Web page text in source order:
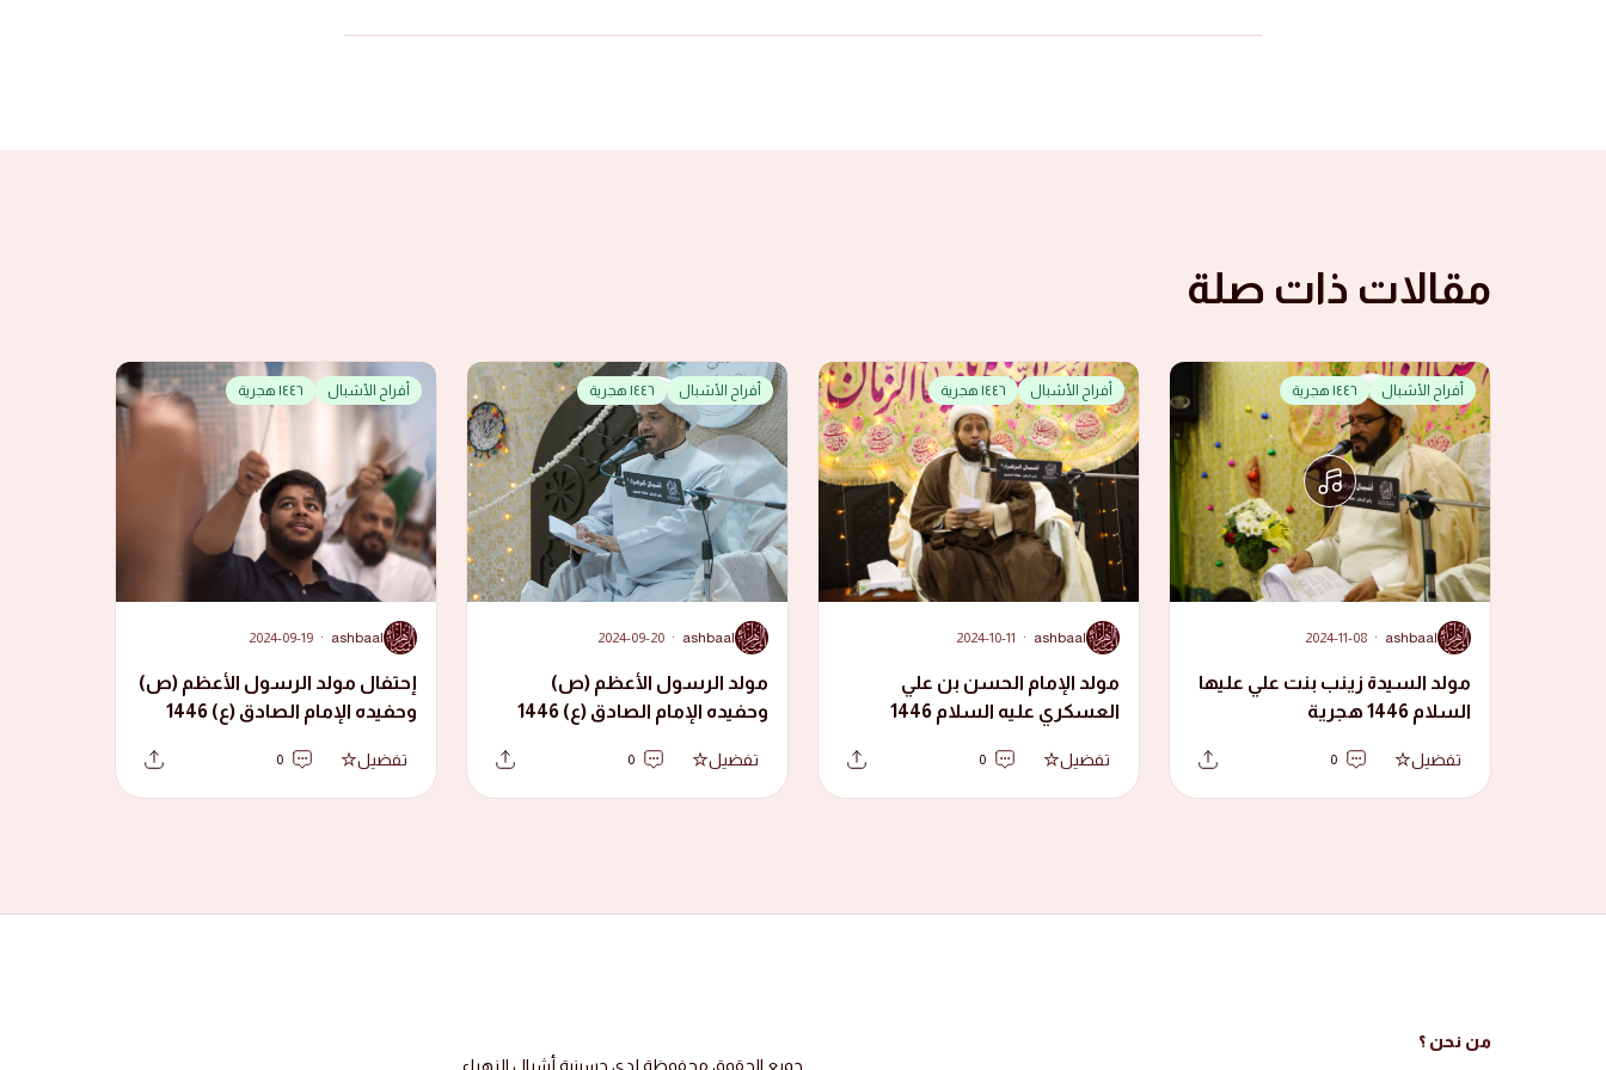
مقالات ذات صلة
أفراح الأشبال ١٤٤٦ هجرية
A
ashbaal
·
2024-11-08
مولد السيدة زينب بنت علي عليها
السلام 1446 هجرية
تفضيل 0
أفراح الأشبال ١٤٤٦ هجرية
A
ashbaal
·
2024-10-11
مولد الإمام الحسن بن علي
العسكري عليه السلام 1446
تفضيل 0
أفراح الأشبال ١٤٤٦ هجرية
A
ashbaal
·
2024-09-20
مولد الرسول الأعظم (ص)
وحفيده الإمام الصادق (ع) 1446
تفضيل 0
أفراح الأشبال ١٤٤٦ هجرية
A
ashbaal
·
2024-09-19
إحتفال مولد الرسول الأعظم (ص)
وحفيده الإمام الصادق (ع) 1446
تفضيل 0
من نحن ؟
جميع الحقوق محفوظة لدى حسينية أشبال الزهراء.